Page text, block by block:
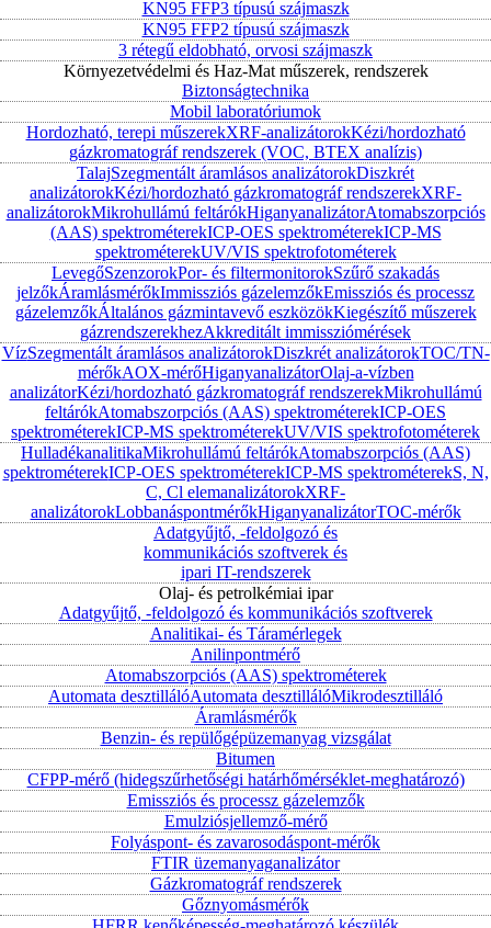
KN95 FFP3 típusú szájmaszk
KN95 FFP2 típusú szájmaszk
3 rétegű eldobható, orvosi szájmaszk
Környezetvédelmi és Haz-Mat műszerek, rendszerek
Biztonságtechnika
Mobil laboratóriumok
Hordozható, terepi műszerekXRF-analizátorokKézi/hordozható
gázkromatográf rendszerek (VOC, BTEX analízis)
TalajSzegmentált áramlásos analizátorokDiszkrét
analizátorokKézi/hordozható gázkromatográf rendszerekXRF-
analizátorokMikrohullámú feltárókHiganyanalizátorAtomabszorpciós
(AAS) spektrométerekICP-OES spektrométerekICP-MS
spektrométerekUV/VIS spektrofotométerek
LevegőSzenzorokPor- és filtermonitorokSzűrő szakadás
jelzőkÁramlásmérőkImmissziós gázelemzőkEmissziós és processz
gázelemzőkÁltalános gázmintavevő eszközökKiegészítő műszerek
gázrendszerekhezAkkreditált immissziómérések
VízSzegmentált áramlásos analizátorokDiszkrét analizátorokTOC/TN-
mérőkAOX-mérőHiganyanalizátorOlaj-a-vízben
analizátorKézi/hordozható gázkromatográf rendszerekMikrohullámú
feltárókAtomabszorpciós (AAS) spektrométerekICP-OES
spektrométerekICP-MS spektrométerekUV/VIS spektrofotométerek
HulladékanalitikaMikrohullámú feltárókAtomabszorpciós (AAS)
spektrométerekICP-OES spektrométerekICP-MS spektrométerekS, N,
C, Cl elemanalizátorokXRF-
analizátorokLobbanáspontmérőkHiganyanalizátorTOC-mérők
Adatgyűjtő, -feldolgozó és
kommunikációs szoftverek és
ipari IT-rendszerek
Olaj- és petrolkémiai ipar
Adatgyűjtő, -feldolgozó és kommunikációs szoftverek
Analitikai- és Táramérlegek
Anilinpontmérő
Atomabszorpciós (AAS) spektrométerek
Automata desztillálóAutomata desztillálóMikrodesztilláló
Áramlásmérők
Benzin- és repülőgépüzemanyag vizsgálat
Bitumen
CFPP-mérő (hidegszűrhetőségi határhőmérséklet-meghatározó)
Emissziós és processz gázelemzők
Emulziósjellemző-mérő
Folyáspont- és zavarosodáspont-mérők
FTIR üzemanyaganalizátor
Gázkromatográf rendszerek
Gőznyomásmérők